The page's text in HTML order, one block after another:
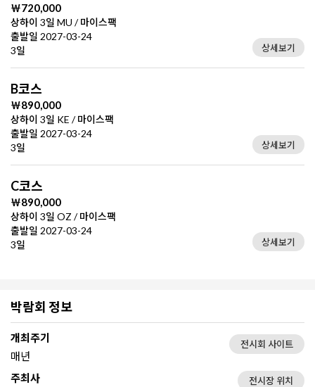
￦720,000
상하이 3일 MU / 마이스팩
출발일 2027-03-24
3일
상세보기
B코스
￦890,000
상하이 3일 KE / 마이스팩
출발일 2027-03-24
3일
상세보기
C코스
￦890,000
상하이 3일 OZ / 마이스팩
출발일 2027-03-24
3일
상세보기
박람회 정보
개최주기
매년
전시회 사이트
주최사
전시장 위치